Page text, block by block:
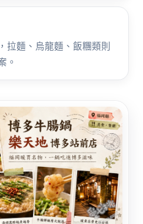
拉麵、烏龍麵、飯糰類則
。